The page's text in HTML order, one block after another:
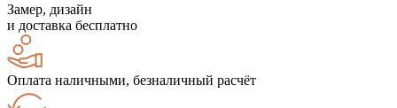
Замер, дизайн
и доставка бесплатно
Оплата наличными, безналичный расчёт